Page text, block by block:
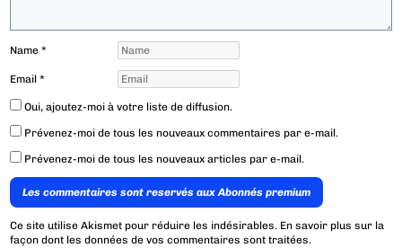
Name*
Email*
Oui, ajoutez-moi à votre liste de diffusion.
Prévenez-moi de tous les nouveaux commentaires par e-mail.
Prévenez-moi de tous les nouveaux articles par e-mail.
Les commentaires sont reservés aux Abonnés premium
Ce site utilise Akismet pour réduire les indésirables. En savoir plus sur la
façon dont les données de vos commentaires sont traitées.